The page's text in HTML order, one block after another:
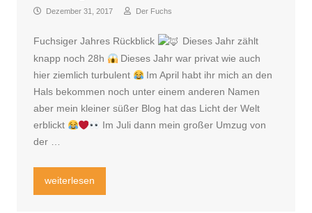
Dezember 31, 2017 Der Fuchs
Fuchsiger Jahres Rückblick
Dieses Jahr zählt
knapp noch 28h
Dieses Jahr war privat wie auch
hier ziemlich turbulent
Im April habt ihr mich an den
Hals bekommen noch unter einem anderen Namen
aber mein kleiner süßer Blog hat das Licht der Welt
erblickt
Im Juli dann mein großer Umzug von
der …
„Fuchsiger Jahresrückblick“
weiterlesen